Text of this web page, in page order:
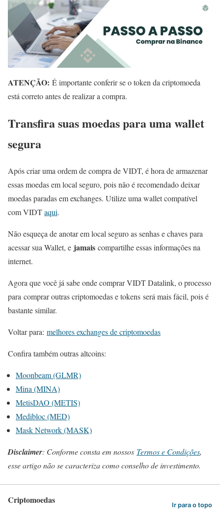
ATENÇÃO: É importante conferir se o token da criptomoeda
está correto antes de realizar a compra.
Transfira suas moedas para uma wallet
segura
Após criar uma ordem de compra de VIDT, é hora de armazenar
essas moedas em local seguro, pois não é recomendado deixar
moedas paradas em exchanges. Utilize uma wallet compatível
com VIDTaqui.
Não esqueça de anotar em local seguro as senhas e chaves para
acessar sua Wallet, e jamais compartilhe essas informações na
internet.
Agora que você já sabe onde comprar VIDT Datalink, o processo
para comprar outras criptomoedas e tokens será mais fácil, pois é
bastante similar.
Voltar para: melhores exchanges de criptomoedas
Confira também outras altcoins:
Moonbeam (GLMR)
Mina (MINA)
MetisDAO (METIS)
Medibloc (MED)
Mask Network (MASK)
Disclaimer: Conforme consta em nossos Termos e Condições,
esse artigo não se caracteriza como conselho de investimento.
Criptomoedas Ir para o topo